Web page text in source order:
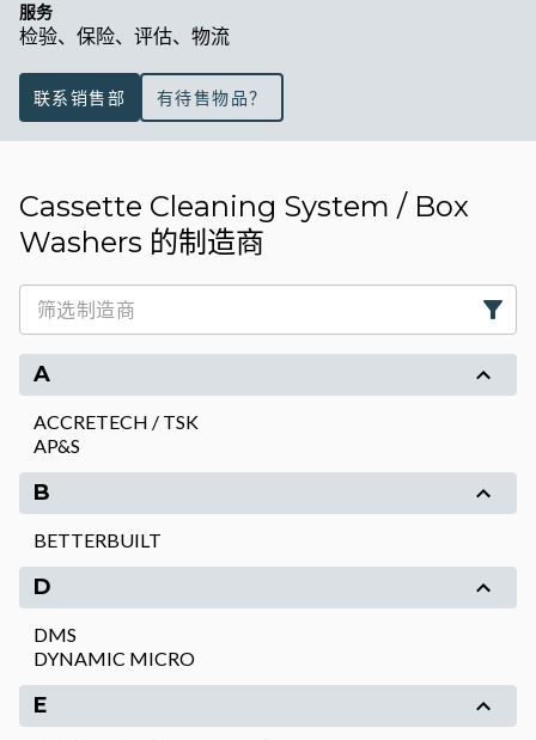
服务
检验、保险、评估、物流
联系销售部 有待售物品？
Cassette Cleaning System / Box
Washers 的制造商
A
ACCRETECH / TSK
AP&S
B
BETTERBUILT
D
DMS
DYNAMIC MICRO
E